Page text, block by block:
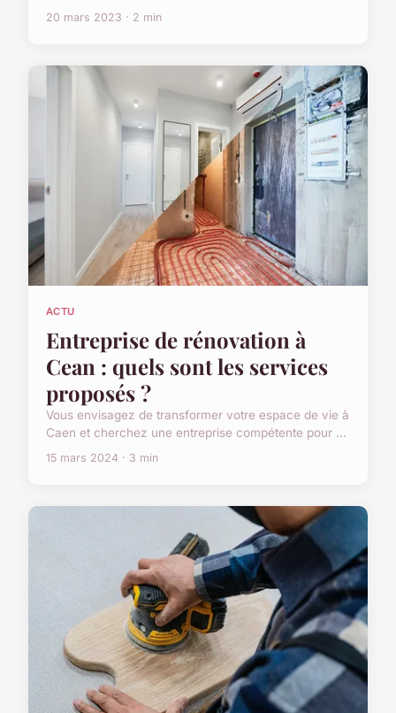
20 mars 2023 · 2 min
ACTU
Entreprise de rénovation à
Cean : quels sont les services
proposés ?
Vous envisagez de transformer votre espace de vie à
Caen et cherchez une entreprise compétente pour ...
15 mars 2024 · 3 min